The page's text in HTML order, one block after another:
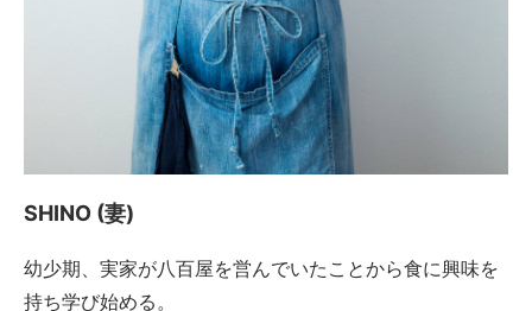
SHINO (妻)
幼少期、実家が八百屋を営んでいたことから食に興味を
持ち学び始める。